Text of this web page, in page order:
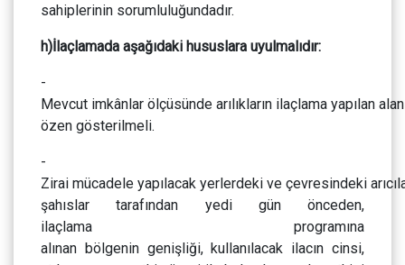
sahiplerinin sorumluluğundadır.
h)İlaçlamada aşağıdaki hususlara uyulmalıdır:
-
Mevcut imkânlar ölçüsünde arılıkların ilaçlama yapılan
özen gösterilmeli.
-
Zirai mücadele yapılacak yerlerdeki ve çevresindeki
şahıslar tarafından yedi gün önceden,
ilaçlama programına
alınan bölgenin genişliği, kullanılacak ilacın cinsi,